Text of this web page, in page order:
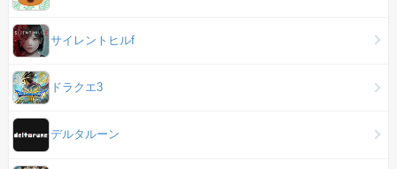
サイレントヒルf
ドラクエ3
デルタルーン